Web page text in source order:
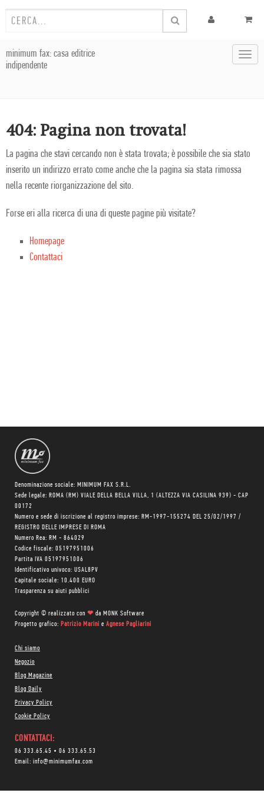
minimum fax: casa editrice
indipendente
404: Pagina non trovata!
La pagina che stavi cercando non è stata trovata; è possibile che sia stato
inserito un indirizzo errato come anche che la pagina sia stata rimossa
nella recente riorganizzazione del sito.
Forse eri alla ricerca di una di queste pagine più visitate?
Homepage
Contattaci
Denominazione sociale: MINIMUM FAX S.R.L.
Sede legale: ROMA (RM) VIALE DELLA BELLA VILLA, 1 (ALTEZZA VIA CASILINA 939) - CAP
00172
Numero e sede di iscrizione al registro imprese: RM-1997-155274 DEL 25/02/1997 /
REGISTRO DELLE IMPRESE DI ROMA
Numero Rea: RM - 864029
Codice fiscale: 05197951006
Partita IVA 05197951006
Identificativo univoco: USAL8PV
Capitale sociale: 10.400 EURO
Trasparenza su aiuti pubblici
Copyright © realizzato con ❤ da MONK Software
Progetto grafico: Patrizio Marini e Agnese Pagliarini
Chi siamo
Negozio
Blog Magazine
Blog Daily
Privacy Policy
Cookie Policy
CONTATTACI:
06 333.65.45 • 06 333.65.53
Email: info@minimumfax.com